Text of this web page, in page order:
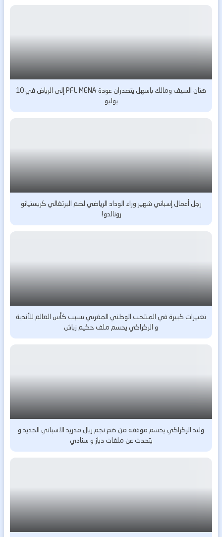
هتان السيف ومالك باسهل يتصدران عودة PFL MENA إلى الرياض في 10
يوليو
رجل أعمال إسباني شهير وراء الوداد الرياضي لضم البرتغالي كريستيانو
رونالدو!
تغييرات كبيرة في المنتخب الوطني المغربي بسبب كأس العالم للأندية
و الركراكي يحسم ملف حكيم زياش
وليد الركراكي يحسم موقفه من ضم نجم ريال مدريد الاسباني الجديد و
يتحدث عن ملفات دياز و سنادي